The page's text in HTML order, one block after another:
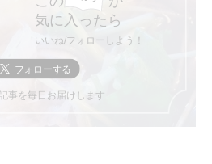
気に入ったら
いいね/フォローしよう！
事を毎日お届けします